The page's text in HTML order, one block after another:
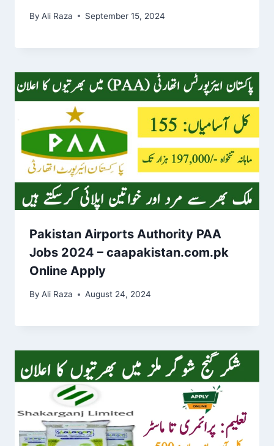
By Ali Raza September 15, 2024
Pakistan Airports Authority PAA
Jobs 2024 – caapakistan.com.pk
Online Apply
By Ali Raza August 24, 2024